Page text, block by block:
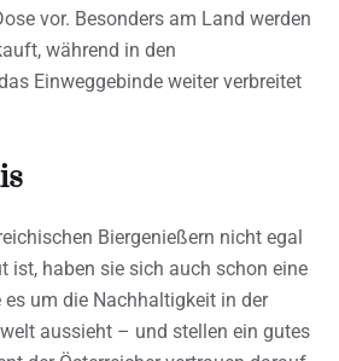
vor. Besonders am Land werden
während in den
Einweggebinde weiter verbreitet
Biergenießern nicht egal
ist, haben sie sich auch schon eine
um die Nachhaltigkeit in der
aussieht – und stellen ein gutes